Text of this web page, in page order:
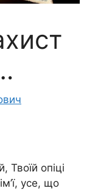
опіці
усе, що